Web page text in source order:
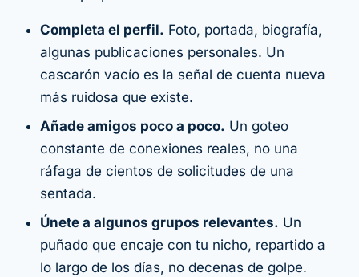
Completa el perfil. Foto, portada, biografía,
algunas publicaciones personales. Un
cascarón vacío es la señal de cuenta nueva
más ruidosa que existe.
Añade amigos poco a poco. Un goteo
constante de conexiones reales, no una
ráfaga de cientos de solicitudes de una
sentada.
Únete a algunos grupos relevantes. Un
puñado que encaje con tu nicho, repartido a
lo largo de los días, no decenas de golpe.